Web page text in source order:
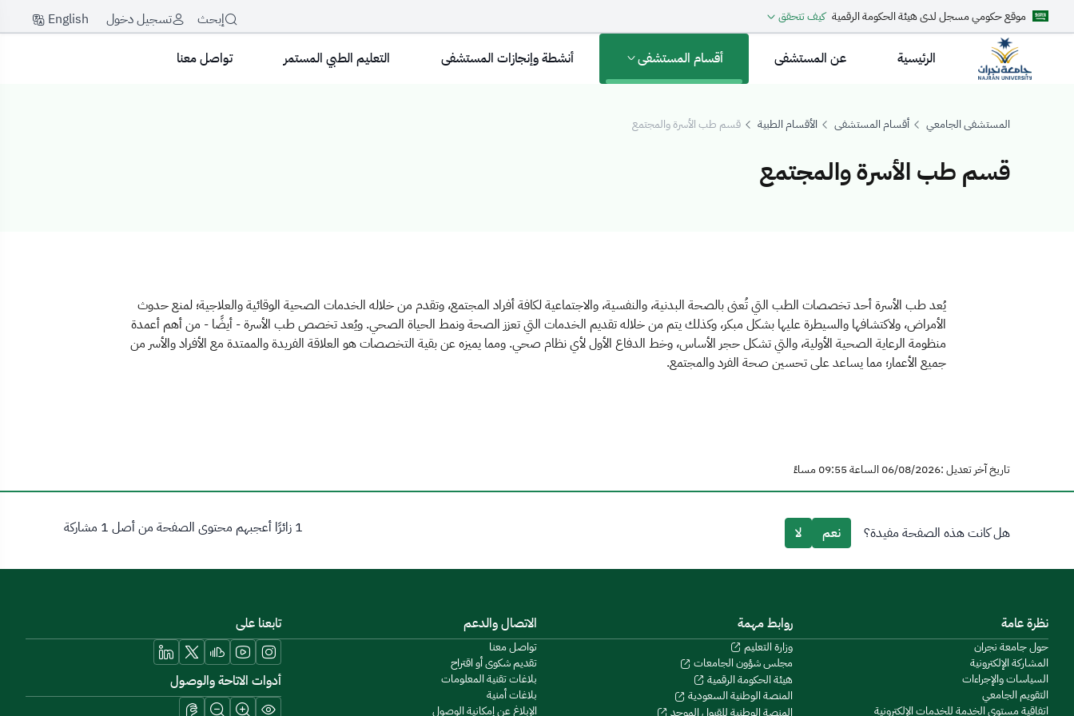
موقع حكومي مسجل لدى هيئة الحكومة الرقمية كيف تتحقق إبحث تسجيل دخول English
الرئيسية عن المستشفى أقسام المستشفى أنشطة وإنجازات المستشفى التعليم الطبي المستمر تواصل معنا
المستشفى الجامعي أقسام المستشفى الأقسام الطبية قسم طب الأسرة والمجتمع
قسم طب الأسرة والمجتمع
قسم طب الأسرة والمجتمع
يُعد طب الأسرة أحد تخصصات الطب التي تُعنى بالصحة البدنية، والنفسية، والاجتماعية لكافة أفراد المجتمع، وتقدم من خلاله الخدمات الصحية الوقائية والعلاجية؛ لمنع حدوث
الأمراض، ولاكتشافها والسيطرة عليها بشكل مبكر، وكذلك يتم من خلاله تقديم الخدمات التي تعزز الصحة ونمط الحياة الصحي. ويُعد تخصص طب الأسرة - أيضًا - من أهم أعمدة
منظومة الرعاية الصحية الأولية، والتي تشكل حجر الأساس، وخط الدفاع الأول لأي نظام صحي. ومما يميزه عن بقية التخصصات هو العلاقة الفريدة والممتدة مع الأفراد والأسر من
جميع الأعمار؛ مما يساعد على تحسين صحة الفرد والمجتمع.
تاريخ آخر تعديل :06/08/2026 الساعة 09:55 مساءً
هل كانت هذه الصفحة مفيدة؟ نعم لا 1 زائرًا أعجبهم محتوى الصفحة من أصل 1 مشاركة
نظرة عامة
حول جامعة نجران
المشاركة الإلكترونية
السياسات والإجراءات
التقويم الجامعي
اتفاقية مستوى الخدمة للخدمات الإلكترونية
روابط مهمة
وزارة التعليم
مجلس شؤون الجامعات
هيئة الحكومة الرقمية
المنصة الوطنية السعودية
المنصة الوطنية للقبول الموحد
الاتصال والدعم
تواصل معنا
تقديم شكوى أو اقتراح
بلاغات تقنية المعلومات
بلاغات أمنية
الإبلاغ عن إمكانية الوصول
تابعنا على
أدوات الاتاحة والوصول